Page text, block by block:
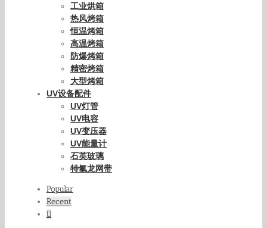
工业烘箱
热风烤箱
恒温烤箱
高温烤箱
防爆烤箱
精密烤箱
大型烤箱
UV设备配件
UV灯管
UV电容
UV变压器
UV能量计
石英玻璃
特氟龙网带
Popular
Recent